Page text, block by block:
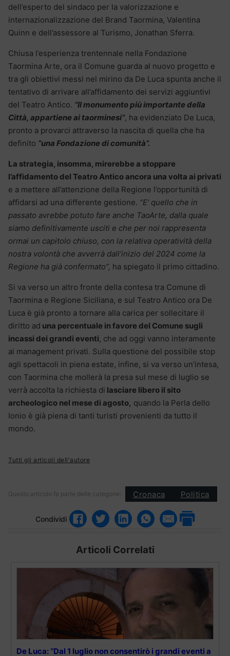
dell’esperto del sindaco per la valorizzazione e
internazionalizzazione del Brand Taormina, Valentina
Quinn e dell’assessore al Turismo, Jonathan Sferra.
Chiusa l’esperienza trentennale nella Fondazione
Taormina Arte, ora il Comune guarda al nuovo progetto e
tra gli obiettivi messi nel mirino da De Luca spunta anche il
tentativo di arrivare all’affidamento dei servizi aggiuntivi
del Teatro Antico. “Il monumento più importante della
Città, appartiene ai taorminesi”, ha evidenziato De Luca,
pronto a provarci attraverso la nascita di quella che ha
definito “una Fondazione di comunità”.
La strategia, insomma, mirerebbe a stoppare
l’affidamento del Teatro Antico ancora una volta ai privati
e a mettere all’attenzione della Regione l’opportunità di
affidarsi ad una differente gestione. “E’ quello che in
passato avrebbe potuto fare anche TaoArte, dalla quale
siamo definitivamente usciti e che per noi rappresenta
ormai un capitolo chiuso, con la relativa operatività della
nostra volontà che avverrà dall’inizio del 2024 come la
Regione ha già confermato”, ha spiegato il primo cittadino.
Si va verso un altro fronte della contesa tra Comune di
Taormina e Regione Siciliana, e sul Teatro Antico ora De
Luca è già pronto a tornare alla carica per sollecitare il
diritto ad una percentuale in favore del Comune sugli
incassi dei grandi eventi, che ad oggi vanno interamente
ai management privati. Sulla questione del possibile stop
agli spettacoli in piena estate, infine, si va verso un’intesa,
con Taormina che mollerà la presa sul mese di luglio se
verrà accolta la richiesta di lasciare libero il sito
archeologico nel mese di agosto, quando la Perla dello
Ionio è già piena di tanti turisti provenienti da tutto il
mondo.
Tutti gli articoli dell'autore
Questo articolo fa parte delle categorie: Cronaca Politica
Condividi
Articoli Correlati
De Luca: “Dal 1 luglio non consentirò i grandi eventi a